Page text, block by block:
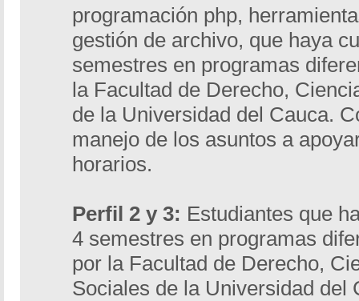
programación php,
gestión de archivo, que haya
semestres en programas
la Facultad de Derecho,
de la Universidad del Cauca.
manejo de los asuntos a
horarios.
Perfil 2 y 3: Estudiantes que
4 semestres en programas
por la Facultad de Derecho,
Sociales de la Universidad del